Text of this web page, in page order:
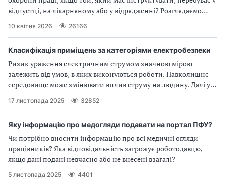
відпустці, на лікарняному або у відрядженні? Розглядаємо
докладно це питання
10 квітня 2026 26166
Класифікація приміщень за категоріями електробезпеки
Ризик ураження електричним струмом значною мірою
залежить від умов, в яких виконуються роботи. Навколишнє
середовище може змінювати вплив струму на людину. Далі у
17 листопада 2025 32852
Яку інформацію про медогляди подавати на портал ПФУ?
Чи потрібно вносити інформацію про всі медичні огляди
працівників? Яка відповідальність загрожує роботодавцю,
якщо дані подані невчасно або не внесені взагалі?
5 листопада 2025 4401
о
д
й
н
й
о
р